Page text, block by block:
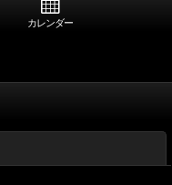
カレンダー